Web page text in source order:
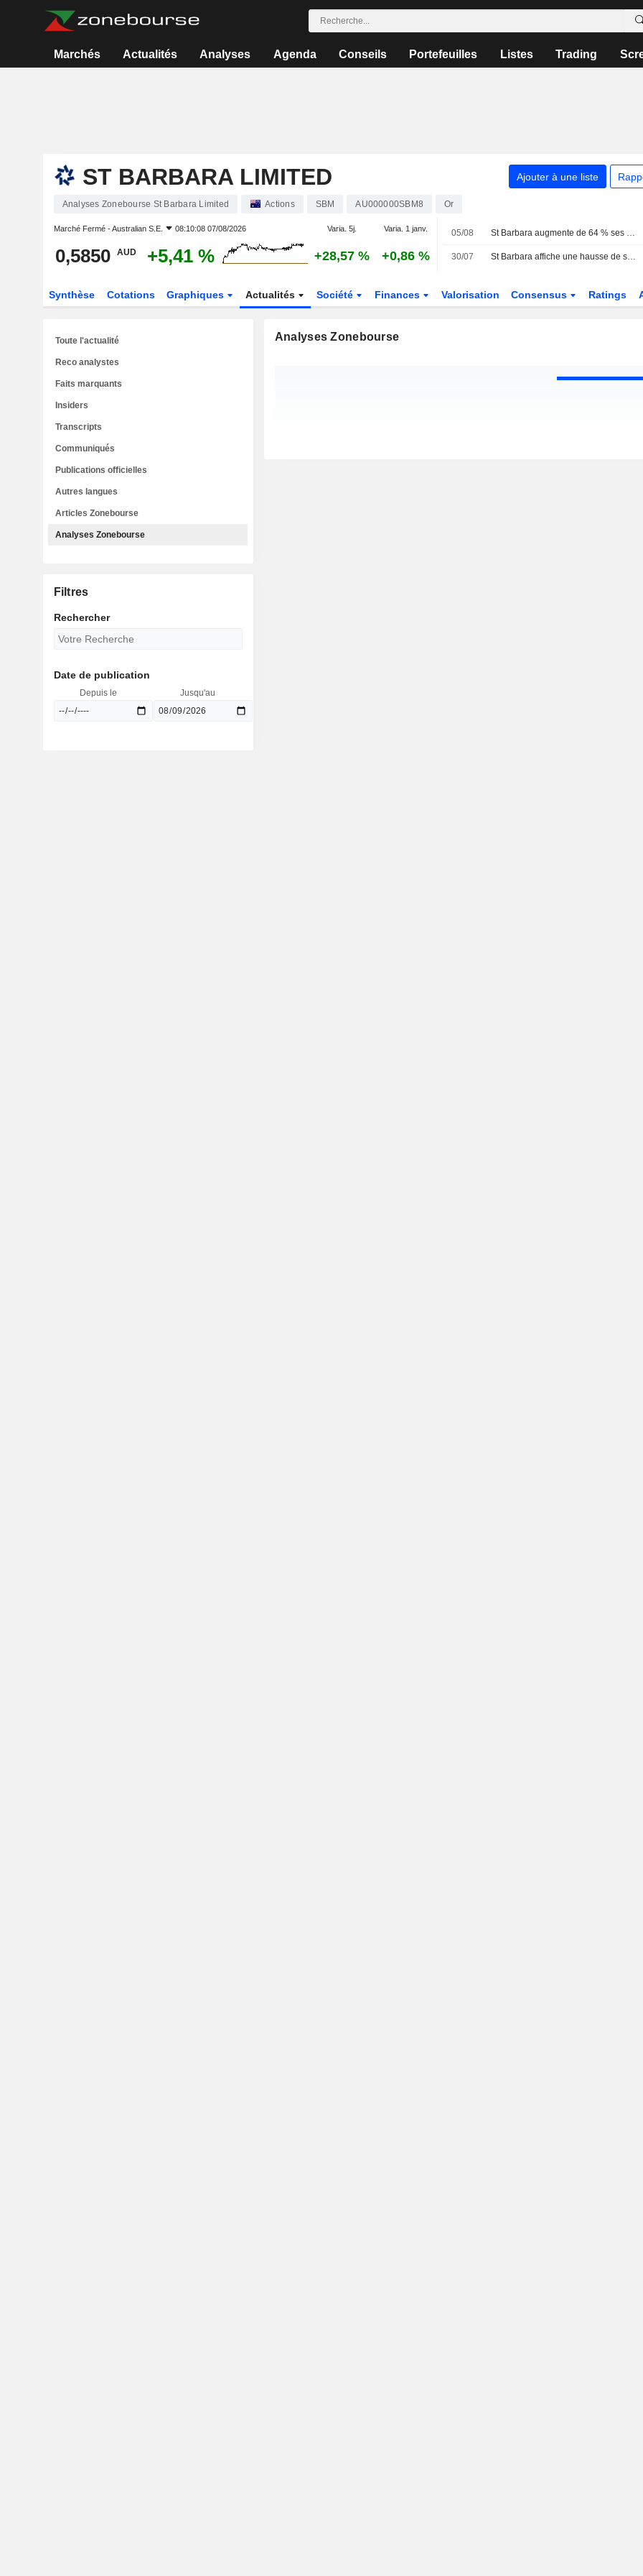
Marchés Actualités Analyses Agenda Conseils Portefeuilles Listes Trading
ST BARBARA LIMITED Ajouter à une liste
Analyses Zonebourse St Barbara Limited Actions SBM AU000000SBM8 Or
Marché Fermé -Australian S.E. 08:10:08 07/08/2026 Varia. 5j. Varia. 1 janv.
0,5850 AUD +5,41 % +28,57 % +0,86 %
05/08 St Barbara augmente de 64 % ses dépenses d'exploration en Nouvelle-Écosse pour l'exercice 2027
30/07 St Barbara affiche une hausse de sa production et de ses ventes d'or au quatrième trimestre
Synthèse Cotations Graphiques Actualités Société Finances Valorisation Consensus Ratings
Analyses Zonebourse
Toute l'actualité
Reco analystes
Faits marquants
Insiders
Transcripts
Communiqués
Publications officielles
Autres langues
Articles Zonebourse
Analyses Zonebourse
Filtres
Rechercher
Date de publication
Depuis le Jusqu'au